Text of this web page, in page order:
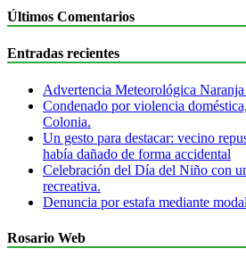
Últimos Comentarios
Entradas recientes
Advertencia Meteorológica
Condenado por violencia
Colonia.
Un gesto para destacar: vecino
había dañado de forma accidental
Celebración del Día del Niño con
recreativa.
Denuncia por estafa mediante
Rosario Web